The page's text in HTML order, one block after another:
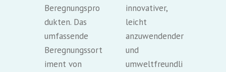
Beregnungspro
dukten. Das
umfassende
Beregnungssort
iment von
innovativer,
leicht
anzuwendender
und
umweltfreundli